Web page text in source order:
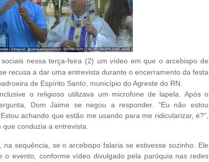
nessa terça-feira (2) um vídeo em que o arcebispo de
recusa a dar uma entrevista durante o encerramento da festa
de Espírito Santo, município do Agreste do RN.
o religioso utilizava um microfone de lapela. Após o
Dom Jaime se negou a responder. "Eu não estou
achando que estão me usando para me ridicularizar, é?",
conduzia a entrevista.
sequência, se o arcebispo falaria se estivesse sozinho. Ele
o evento, conforme vídeo divulgado pela paróquia nas redes